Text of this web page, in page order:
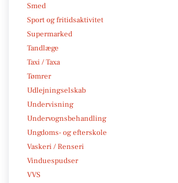
Smed
Sport og fritidsaktivitet
Supermarked
Tandlæge
Taxi / Taxa
Tømrer
Udlejningselskab
Undervisning
Undervognsbehandling
Ungdoms- og efterskole
Vaskeri / Renseri
Vinduespudser
VVS